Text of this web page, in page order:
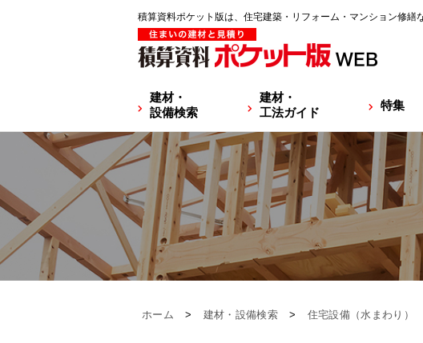
積算資料ポケット版は、住宅建築・リフォーム・マンション修繕
建材・
設備検索
建材・
工法ガイド
特集
ホーム > 建材・設備検索 > 住宅設備（水まわり）